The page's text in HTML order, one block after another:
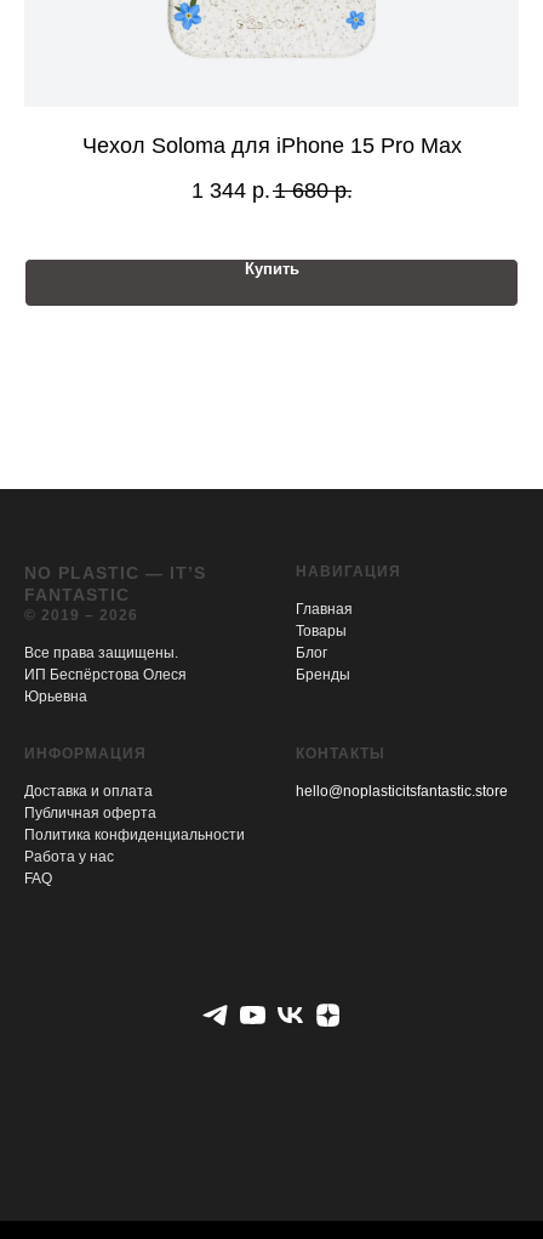
Чехол Soloma для iPhone 15 Pro Max
1 344 р.1 680 р.
Купить
NO PLASTIC — IT’S
FANTASTIC
© 2019 – 2026
Все права защищены.
ИП Беспёрстова Олеся
Юрьевна
НАВИГАЦИЯ
Главная
Товары
Блог
Бренды
ИНФОРМАЦИЯ
Доставка и оплата
Публичная оферта
Политика конфиденциальности
Работа у нас
FAQ
КОНТАКТЫ
hello@noplasticitsfantastic.store